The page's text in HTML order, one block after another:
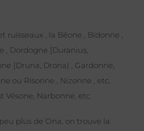
ruisseaux , la Béone , Bidonne ,
, Dordogne [Duranius,
[Druna, Drona) , Gardonne,
ou Risonne , Nizonne , etc.
Vésone, Narbonne, etc.
plus de Ona, on trouve la